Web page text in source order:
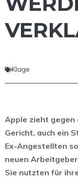
Klage
Apple zieht
Gericht, auch ein
Ex-Angestellten
neuen
Sie nutzten für